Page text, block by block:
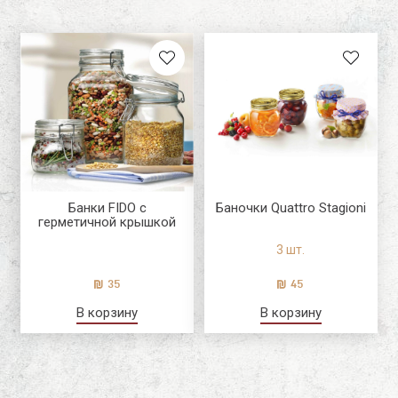
Новый пользователь\гость
Регистрация
Salter
The Bars
Luigi Bormioli
Банки FIDO с
герметичной крышкой
35
В корзину
Баночки Quattro Stagioni
3 шт.
45
В корзину